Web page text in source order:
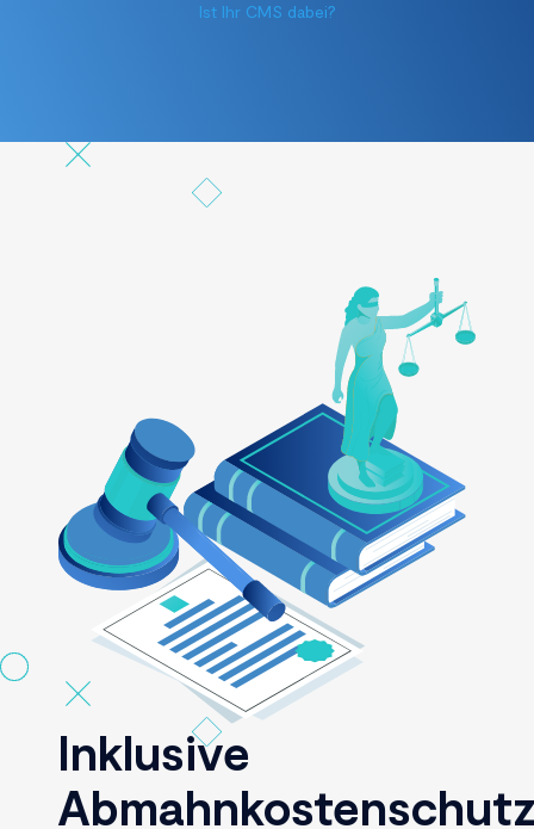
Ist Ihr CMS dabei?
Inklusive